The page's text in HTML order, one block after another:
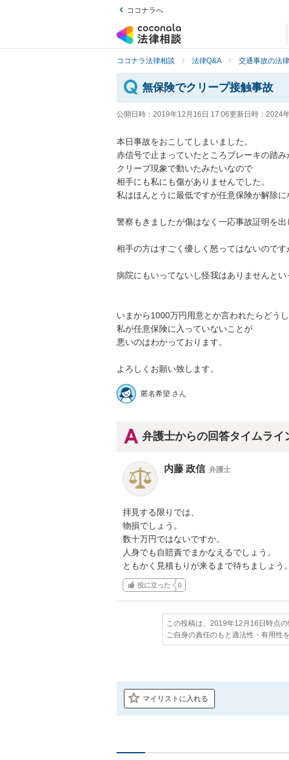
ココナラへ
ココナラ法律相談 法律Q&A 交通事故の法
無保険でクリープ接触事故
公開日時： 2019年12月16日 17:06更新日時： 2024
本日事故をおこしてしまいました。
赤信号で止まっていたところブレーキの踏
クリープ現象で動いたみたいなので
相手にも私にも傷がありませんでした。
私はほんとうに最低ですが任意保険が解除に
警察もきましたが傷はなく一応事故証明を出
相手の方はすごく優しく怒ってはないので
病院にもいってないし怪我はありませんとい
いまから1000万円用意とか言われたらどう
私が任意保険に入っていないことが
悪いのはわかっております。
匿名希望 さん
弁護士からの回答タイムライ
内藤 政信 弁護士
拝見する限りでは、
物損でしょう。
数十万円ではないですか。
人身でも自賠責でまかなえるでしょう。
ともかく見積もりが来るまで待ちましょう。
役に立った 0
この投稿は、2019年12月16日時点の
ご自身の責任のもと適法性・有用性
マイリストに入れる